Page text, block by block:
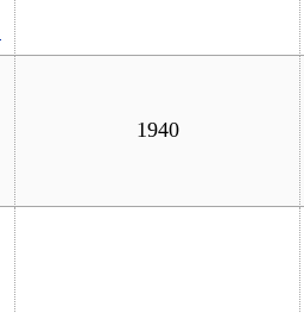
1940